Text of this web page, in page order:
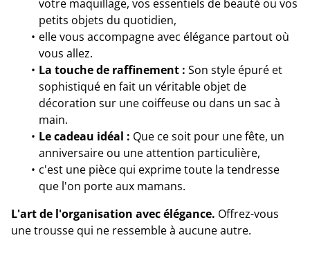
votre maquillage, vos essentiels de beauté ou vos
petits objets du quotidien,
elle vous accompagne avec élégance partout où
vous allez.
La touche de raffinement : Son style épuré et
sophistiqué en fait un véritable objet de
décoration sur une coiffeuse ou dans un sac à
main.
Le cadeau idéal : Que ce soit pour une fête, un
anniversaire ou une attention particulière,
c'est une pièce qui exprime toute la tendresse
que l'on porte aux mamans.
L'art de l'organisation avec élégance. Offrez-vous
une trousse qui ne ressemble à aucune autre.